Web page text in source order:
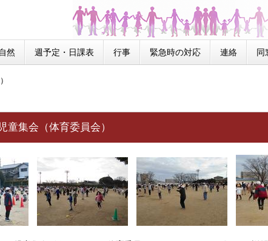
然 週予定・日課表 行事 緊急時の対応 連絡 同
集会（体育委員会）